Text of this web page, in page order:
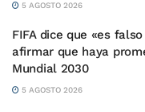
5 AGOSTO 2026
FIFA dice que «es
afirmar que haya
Mundial 2030
5 AGOSTO 2026